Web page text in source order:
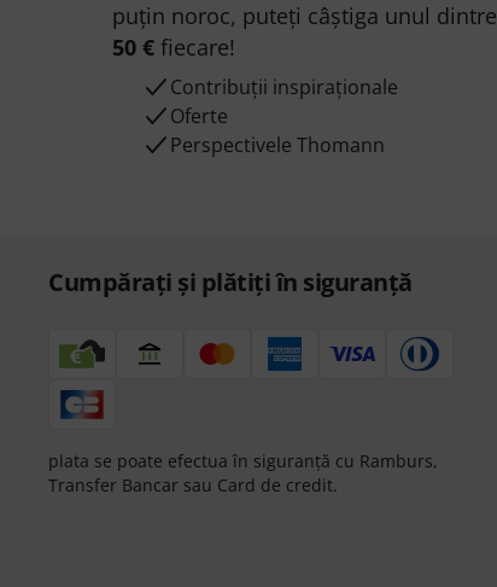
puțin noroc, puteți câștiga unul dintre
50 €fiecare!
Contribuții inspiraționale
Oferte
Perspectivele Thomann
Cumpărați și plătiți în siguranță
plata se poate efectua în siguranță cu Ramburs,
Transfer Bancar sau Card de credit.